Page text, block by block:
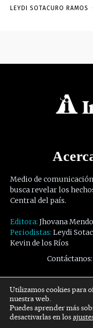
LEYDI SOTACURO RAMOS -
Medio de
busca revelar los
Central del país.
Editora: Jhovana
Periodistas: Leydi
Kevin de los Ríos
Contáctanos:
Facebook
Utilizamos cookies para
nuestra web.
Puedes aprender más
desactivarlas en los